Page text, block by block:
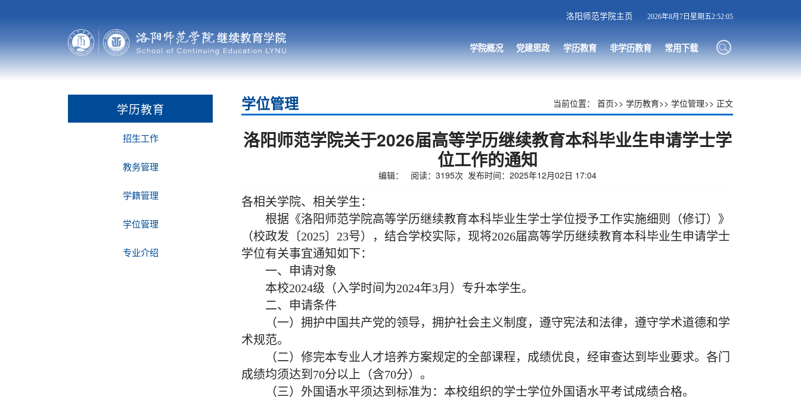
洛阳师范学院主页 2026年8月7日星期五2:52:06
学院概况 党建思政 学历教育 非学历教育 常用下载
学历教育
招生工作
教务管理
学籍管理
学位管理
专业介绍
学位管理 当前位置： 首页>> 学历教育>> 学位管理>> 正文
洛阳师范学院关于2026届高等学历继续教育本科毕业生申请学士学
位工作的通知
编辑： 阅读： 3195次 发布时间：2025年12月02日 17:04
各相关学院、相关学生：
根据《洛阳师范学院高等学历继续教育本科毕业生学士学位授予工作实施细则（修订）》
（校政发〔2025〕23号），结合学校实际，现将2026届高等学历继续教育本科毕业生申请学士
学位有关事宜通知如下：
一、申请对象
本校2024级（入学时间为2024年3月）专升本学生。
二、申请条件
（一）拥护中国共产党的领导，拥护社会主义制度，遵守宪法和法律，遵守学术道德和学
术规范。
（二）修完本专业人才培养方案规定的全部课程，成绩优良，经审查达到毕业要求。各门
成绩均须达到70分以上（含70分）。
（三）外国语水平须达到标准为：本校组织的学士学位外国语水平考试成绩合格。